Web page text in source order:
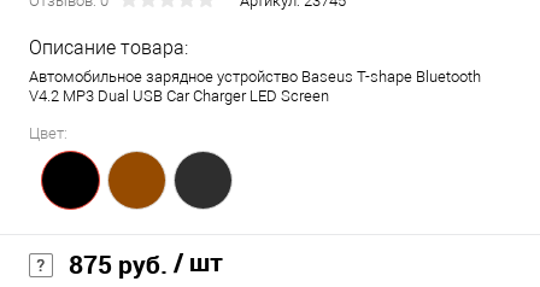
Описание товара:
Автомобильное зарядное устройство Baseus T-shape Bluetooth
V4.2 MP3 Dual USB Car Charger LED Screen
Цвет:
875 руб. / шт